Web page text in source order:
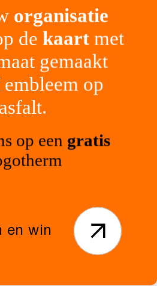
organisatie
de kaart met
gemaakt
op
asfalt.
op een gratis
en win